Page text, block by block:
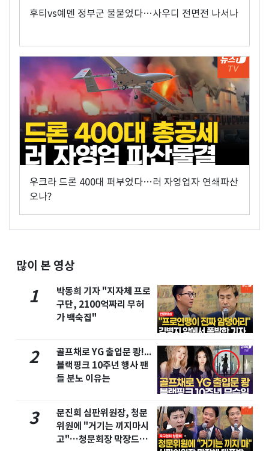
후티vs예멘 정부군 불붙었다…사우디 전면전 나서나
우크라 드론 400대 퍼부었다…러 자영업자 연쇄파산
오나?
많이 본 영상
1
박동희 기자 "지자체 프로
구단, 2100억짜리 무허
가 백숙집"
2
골프채로 YG 출입문 쾅!...
블랙핑크 10주년 행사 팬
들 분노 이유는
3
문진희 심판위원장, 청문
위원에 "거기는 끼지마시
고"…청문회장 막장드라